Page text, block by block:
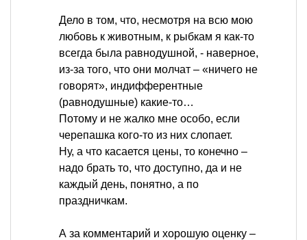
Дело в том, что, несмотря на всю мою
любовь к животным, к рыбкам я как-то
всегда была равнодушной, - наверное,
из-за того, что они молчат – «ничего не
говорят», индифферентные
(равнодушные) какие-то…
Потому и не жалко мне особо, если
черепашка кого-то из них слопает.
Ну, а что касается цены, то конечно –
надо брать то, что доступно, да и не
каждый день, понятно, а по
праздничкам.
А за комментарий и хорошую оценку –